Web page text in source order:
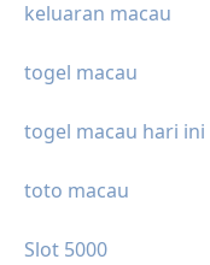
keluaran macau
togel macau
togel macau hari ini
toto macau
Slot 5000